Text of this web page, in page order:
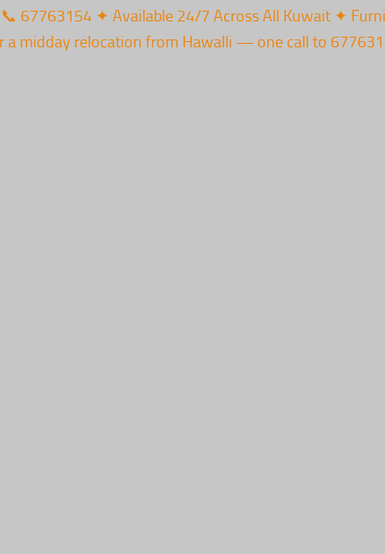
📞 67763154 ✦ Available 24/7 Across All Kuwait ✦
a midday relocation from Hawalli — one call to